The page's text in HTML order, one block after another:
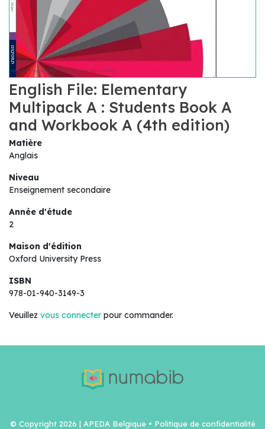
English File: Elementary
Multipack A : Students Book A
and Workbook A (4th edition)
Matière
Anglais
Niveau
Enseignement secondaire
Année d'étude
2
Maison d'édition
Oxford University Press
ISBN
978-01-940-3149-3
Veuillez vous connecter pour commander.
© Copyright 2026 | APEDA Belgique • Politique de confidentialité